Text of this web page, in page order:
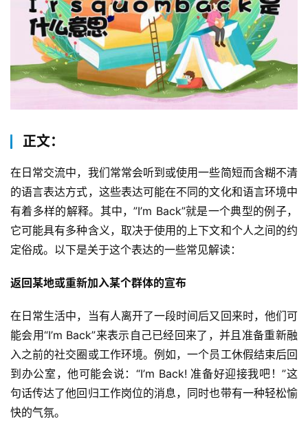
正文：
在日常交流中，我们常常会听到或使用一些简短而含糊不清
的语言表达方式，这些表达可能在不同的文化和语言环境中
有着多样的解释。其中，”I’m Back”就是一个典型的例子，
它可能具有多种含义，取决于使用的上下文和个人之间的约
定俗成。以下是关于这个表达的一些常见解读：
返回某地或重新加入某个群体的宣布
在日常生活中，当有人离开了一段时间后又回来时，他们可
能会用“I’m Back”来表示自己已经回来了，并且准备重新融
入之前的社交圈或工作环境。例如，一个员工休假结束后回
到办公室，他可能会说：“I’m Back! 准备好迎接我吧！”这
句话传达了他回归工作岗位的消息，同时也带有一种轻松愉
快的气氛。